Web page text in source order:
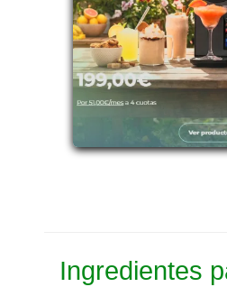
Ingredientes